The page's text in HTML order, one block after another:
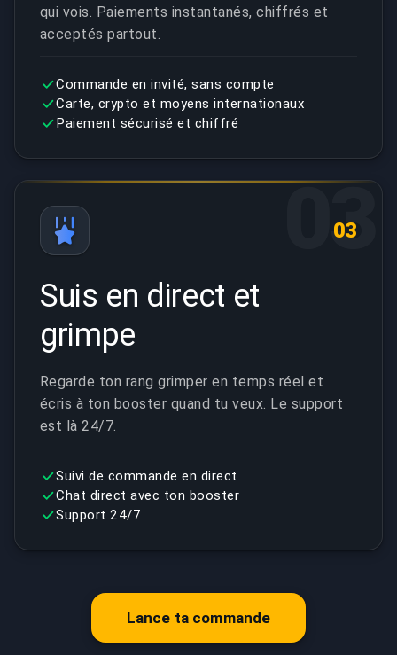
qui vois. Paiements instantanés, chiffrés et
acceptés partout.
Commande en invité, sans compte
Carte, crypto et moyens internationaux
Paiement sécurisé et chiffré
03
03
Suis en direct et
grimpe
Regarde ton rang grimper en temps réel et
écris à ton booster quand tu veux. Le support
est là 24/7.
Suivi de commande en direct
Chat direct avec ton booster
Support 24/7
Lance ta commande